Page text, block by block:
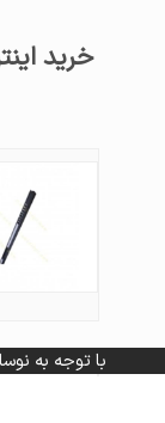
خرید
با توجه به